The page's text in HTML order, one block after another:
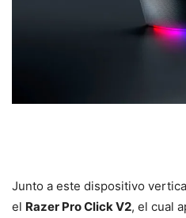
Junto a este dispositivo
el Razer Pro Click V2, el cual